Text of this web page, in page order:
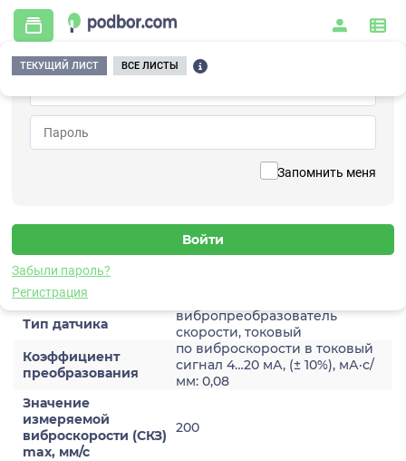
Запомнить меня
Забыли пароль?
Регистрация
ТЕКУЩИЙ ЛИСТ ВСЕ ЛИСТЫ
Главная / Контрольно-измерительные приборы и автоматика / Датчики /
Виброскорости / 2A252TA-200
Датчик виброскороости
Характеристики
Тип датчика
вибропреобразователь
скорости, токовый
Коэффициент
преобразования
по виброскорости в токовый
сигнал 4…20 мА, (± 10%), мА·с/
мм: 0,08
Значение
измеряемой
виброскорости (СКЗ)
max, мм/с
200